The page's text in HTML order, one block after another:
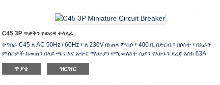
የቴክኒክ መለኪያ ዓይነት C45 ምሰሶ 1 ...
C45 3P ጥቃቅን የወረዳ ተላላፊ
ትግበራ C45 ለ AC 50Hz / 60Hz ፣ ለ 230V በነጠላ ምሰሶ ፣ 400 ቪ በድርብ ፣ በሶስት ፣ በአራት
ምሰሶዎች ከመጠን በላይ ጫና እና አጭር ማዞሪያን የሚመለከት ሲሆን የአሁኑን ደረጃ እስከ 63A
ድረስ ይመለከታል ፡፡ በመደበኛ ሁኔታ ስር ላለው ያልተለመደ የመስመር ልወጣም ጥቅም ላይ ሊውል
ይችላል፡፡አጥፊው በኢንዱስትሪ ድርጅት ፣ በንግድ ወረዳ ፣ በከፍተኛ ደረጃ ህንፃ እና መኖሪያ ቤት
ጥያቄ ዝርዝር